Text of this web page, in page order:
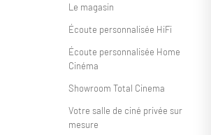
Le magasin
Écoute personnalisée HiFi
Écoute personnalisée Home
Cinéma
Showroom Total Cinema
Votre salle de ciné privée sur
mesure